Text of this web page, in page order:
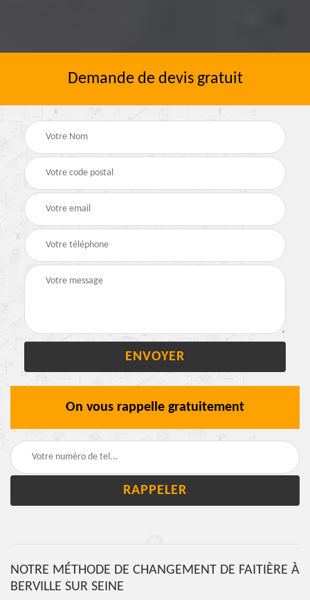
Demande de devis gratuit
On vous rappelle gratuitement
NOTRE MÉTHODE DE CHANGEMENT DE FAITIÈRE À
BERVILLE SUR SEINE